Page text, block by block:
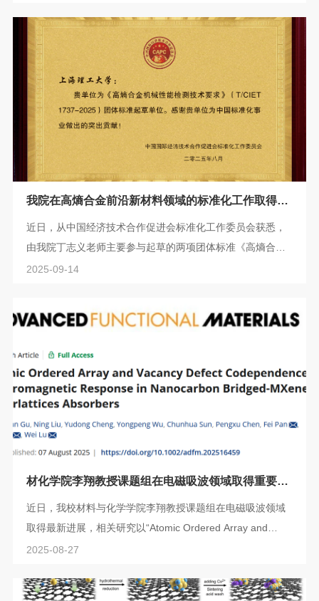
导钯催化苯并三氮唑脱氮环化反应合成菲啶酮》）。菲啶酮
骨架是许多抗肿瘤、抗HIV病毒、靶向关键酶抑制剂等生物活
性分子的核心骨架(Fig. 1a)，它们的构建一直是合成化学家
和药物化学家的研究热点(Fi...
我院在高熵合金前沿新材料领域的标准化工作取得重
要突破
近日，从中国经济技术合作促进会标准化工作委员会获悉，
由我院丁志义老师主要参与起草的两项团体标准《高熵合金
机械性能检测技术要求》(T/CIET 1737-2025)及《高熵合金
化工作中取得了重要突破，为行业的规范与高质量发展贡献
桥梁，是引领产业升级、规范市场秩序、...
2025-09-14
材化学院李翔教授课题组在电磁吸波领域取得重要研
究进展
近日，我校材料与化学学院李翔教授课题组在电磁吸波领域
取得最新进展，相关研究以“Atomic Ordered Array and
Vacancy Defect Codependences of Electromagnetic
Absorbers”为题发表在国际高水平期刊《先进功能材料》
2025-08-27